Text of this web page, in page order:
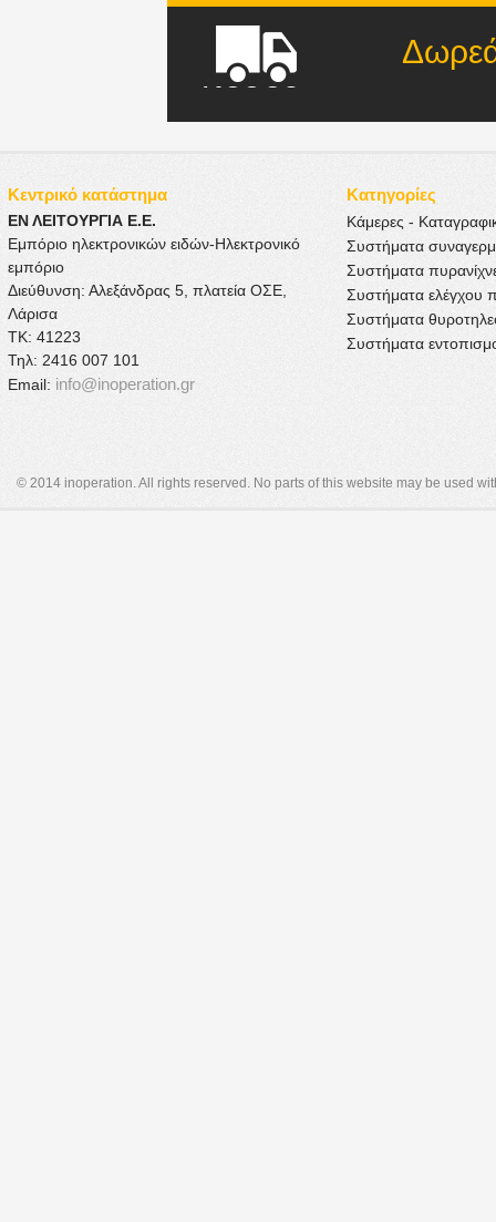
Δωρεάν
ποσού
Κεντρικό κατάστημα Κατηγορίες
ΕΝ ΛΕΙΤΟΥΡΓΙΑ Ε.Ε.
Εμπόριο ηλεκτρονικών ειδών-Ηλεκτρονικό
εμπόριο
Διεύθυνση: Αλεξάνδρας 5, πλατεία ΟΣΕ,
Λάρισα
ΤΚ: 41223
Τηλ: 2416 007 101
Email: info@inoperation.gr
Κάμερες -
Συστήματα
Συστήματα
Συστήματα ελέγχου
Συστήματα
Συστήματα
© 2014 inoperation. All rights reserved. No parts of this website may be used